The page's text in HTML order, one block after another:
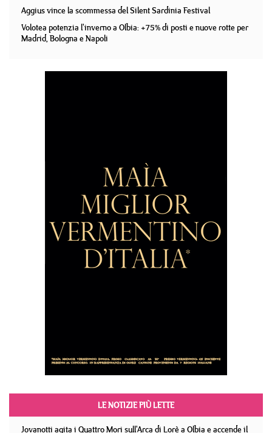
Aggius vince la scommessa del Silent Sardinia Festival
Volotea potenzia l'inverno a Olbia: +75% di posti e nuove rotte per
Madrid, Bologna e Napoli
LE NOTIZIE PIÙ LETTE
Jovanotti agita i Quattro Mori sull'Arca di Lorè a Olbia e accende il